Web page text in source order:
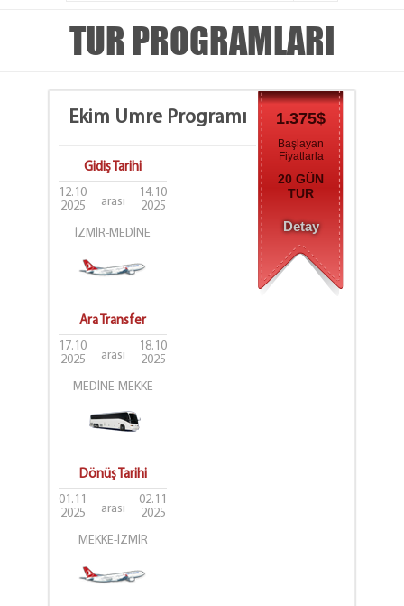
TUR PROGRAMLARI
Ekim Umre Programı
Gidiş Tarihi
12.10
2025
arası
14.10
2025
İZMİR-MEDİNE
Ara Transfer
17.10
2025
arası
18.10
2025
MEDİNE-MEKKE
Dönüş Tarihi
01.11
2025
arası
02.11
2025
MEKKE-İZMİR
1.375$
Başlayan
Fiyatlarla
20 GÜN
TUR
Detay